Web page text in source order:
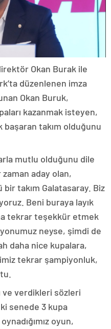
Okan Burak ile
düzenlenen imza
Okan Buruk,
kazanmak isteyen,
takım olduğunu
mutlu olduğunu dile
aday olan,
takım Galatasaray. Biz
Beni buraya layık
tekrar teşekkür etmek
neyse, şimdi de
daha nice kupalara,
tekrar şampiyonluk,
ve verdikleri sözleri
senede 3 kupa
oyun,